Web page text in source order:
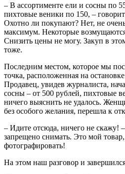
– В ассортименте ели и сосны по
пихтовые веники по 150, –
Охотно ли покупают? Нет, не
максимум. Некоторые
Снизить цены не могу. Закуп в
тоже.
Последним местом, которое мы
точка, расположенная на
Продавец, увидев журналиста,
сосны – от 500 рублей, пихтовые
ничего выяснить не удалось.
без особого желания, перешла к
– Идите отсюда, ничего не скажу!
запрещено снимать. Это мой
фотографировать!
На этом наш разговор и